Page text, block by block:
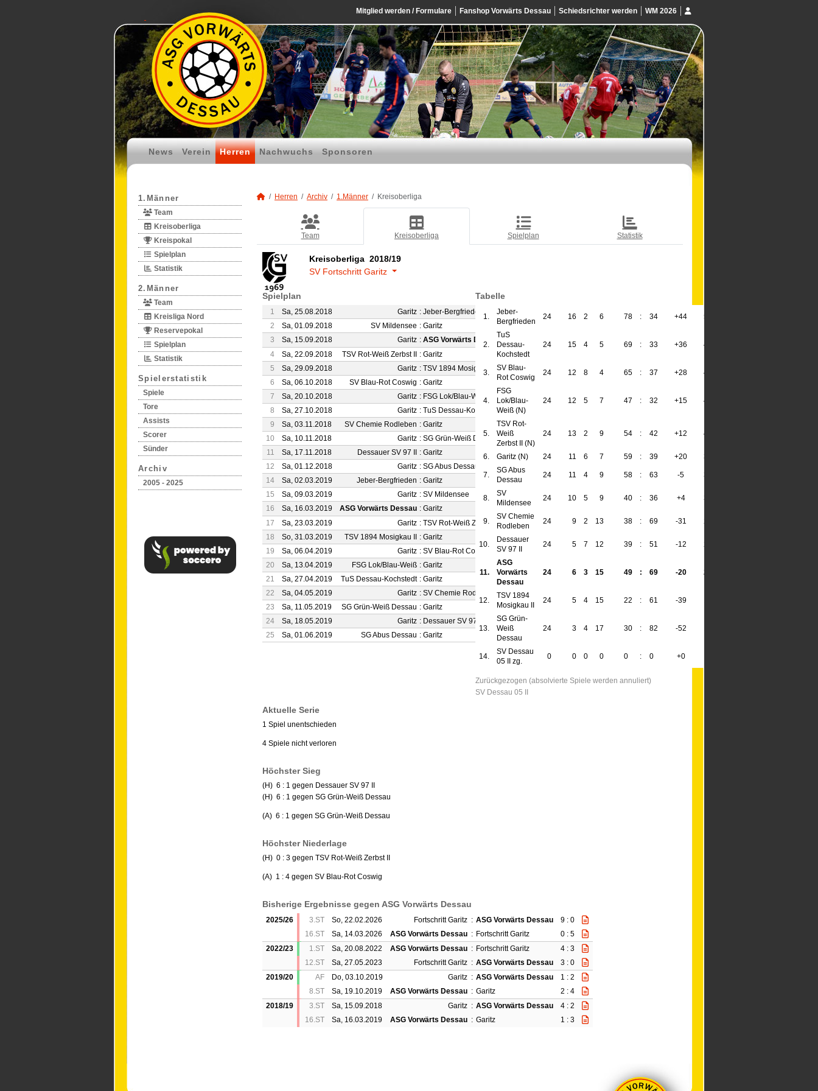
Mitglied werden / Formulare Fanshop Vorwärts Dessau Schiedsrichter werden WM 2026
News Verein Herren Nachwuchs Sponsoren
1.Männer
Team
Kreisoberliga
Kreispokal
Spielplan
Statistik
2.Männer
Team
Kreisliga Nord
Reservepokal
Spielplan
Statistik
Spielerstatistik
Spiele
Tore
Assists
Scorer
Sünder
Archiv
2005 - 2025
Herren Archiv 1.Männer Kreisoberliga
Team Kreisoberliga Spielplan Statistik
Kreisoberliga 2018/19
SV Fortschritt Garitz
Spielplan
1 Sa, 25.08.2018 Garitz : Jeber-Bergfrieden
3 : 2
2
Sa, 01.09.2018 SV Mildensee : Garitz
1 : 1
3
Sa, 15.09.2018 Garitz : ASG Vorwärts Dessau
4 : 2
4
Sa, 22.09.2018 TSV Rot-Weiß Zerbst II : Garitz
2 : 2
5
Sa, 29.09.2018 Garitz : TSV 1894 Mosigkau II
2 : 0
6
Sa, 06.10.2018 SV Blau-Rot Coswig : Garitz
4 : 1
7
Sa, 20.10.2018 Garitz : FSG Lok/Blau-Weiß
1 : 1
8
Sa, 27.10.2018 Garitz : TuS Dessau-Kochstedt
1 : 1
9
Sa, 03.11.2018 SV Chemie Rodleben : Garitz
0 : 4
10
Sa, 10.11.2018 Garitz : SG Grün-Weiß Dessau
6 : 1
11
Sa, 17.11.2018 Dessauer SV 97 II : Garitz
1 : 2
12
Sa, 01.12.2018 Garitz : SG Abus Dessau
1 : 2
14
Sa, 02.03.2019 Jeber-Bergfrieden : Garitz
1 : 2
15
Sa, 09.03.2019 Garitz : SV Mildensee
16
Sa, 16.03.2019 ASG Vorwärts Dessau : Garitz
17
Sa, 23.03.2019 Garitz : TSV Rot-Weiß Zerbst II
0 : 3
18
So, 31.03.2019 TSV 1894 Mosigkau II : Garitz
2 : 0
19
Sa, 06.04.2019 Garitz : SV Blau-Rot Coswig
1 : 1
20
Sa, 13.04.2019 FSG Lok/Blau-Weiß : Garitz
4 : 3
21
Sa, 27.04.2019 TuS Dessau-Kochstedt : Garitz
3 : 2
22
Sa, 04.05.2019 Garitz : SV Chemie Rodleben
5 : 1
23
Sa, 11.05.2019 SG Grün-Weiß Dessau : Garitz
1 : 6
24
Sa, 18.05.2019 Garitz : Dessauer SV 97 II
6 : 1
25
Sa, 01.06.2019 SG Abus Dessau : Garitz 2 : 2
Tabelle
1.
Jeber-
Bergfrieden
24 16 2 6 78 : 34 +44 50
2.
TuS
Dessau-
Kochstedt
24 15 4 5 69 : 33 +36 49
3.
SV Blau-
Rot Coswig
24 12 8 4 65 : 37 +28 44
4.
FSG
Lok/Blau-
Weiß (N)
24 12 5 7 47 : 32 +15 41
5.
TSV Rot-
Weiß
Zerbst II (N)
24 13 2 9 54 : 42 +12 41
6. Garitz (N) 24 11 6 7 59 : 39 +20 39
7.
SG Abus
Dessau
24 11 4 9 58 : 63 -5 37
8.
SV
Mildensee
24 10 5 9 40 : 36 +4 35
9.
SV Chemie
Rodleben
24 9 2 13 38 : 69 -31 29
10.
Dessauer
SV 97 II
24 5 7 12 39 : 51 -12 22
11.
ASG
Vorwärts
Dessau
24 6 3 15 49 : 69 -20 21
12.
TSV 1894
Mosigkau II
24 5 4 15 22 : 61 -39
13.
SG Grün-
Weiß
Dessau
24 3 4 17 30 : 82 -52
14.
SV Dessau
05 II zg.
0 0 0 0 0 : 0 +0
Zurückgezogen (absolvierte Spiele werden annuliert)
SV Dessau 05 II
Aktuelle Serie
1 Spiel unentschieden
4 Spiele nicht verloren
Höchster Sieg
(H) 6 : 1 gegen Dessauer SV 97 II
(H) 6 : 1 gegen SG Grün-Weiß Dessau
(A) 6 : 1 gegen SG Grün-Weiß Dessau
Höchster Niederlage
(H) 0 : 3 gegen TSV Rot-Weiß Zerbst II
(A) 1 : 4 gegen SV Blau-Rot Coswig
Bisherige Ergebnisse gegen ASG Vorwärts Dessau
2025/26 3.ST So, 22.02.2026 Fortschritt Garitz : ASG Vorwärts Dessau
9 : 0
16.ST
Sa, 14.03.2026 ASG Vorwärts Dessau : Fortschritt Garitz
0 : 5
2022/23
1.ST Sa, 20.08.2022 ASG Vorwärts Dessau : Fortschritt Garitz
4 : 3
12.ST
Sa, 27.05.2023 Fortschritt Garitz : ASG Vorwärts Dessau
3 : 0
2019/20
AF Do, 03.10.2019 Garitz : ASG Vorwärts Dessau
1 : 2
8.ST
Sa, 19.10.2019 ASG Vorwärts Dessau : Garitz
2 : 4
2018/19
3.ST Sa, 15.09.2018 Garitz : ASG Vorwärts Dessau
4 : 2
16.ST
Sa, 16.03.2019 ASG Vorwärts Dessau : Garitz 1 : 3